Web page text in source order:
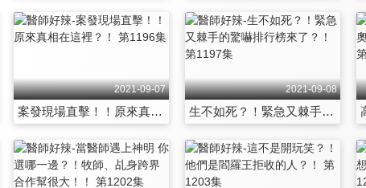
2021-09-07
案發現場直擊！！原來真相在這裡？！ 第1196集
2021-09-08
生不如死？！緊急又棘手的驚嚇排行榜來了？！ 第1197集